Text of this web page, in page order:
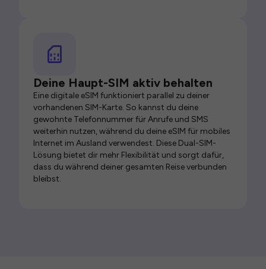
Deine Haupt-SIM aktiv behalten
Eine digitale eSIM funktioniert parallel zu deiner
vorhandenen SIM-Karte. So kannst du deine
gewohnte Telefonnummer für Anrufe und SMS
weiterhin nutzen, während du deine eSIM für mobiles
Internet im Ausland verwendest. Diese Dual-SIM-
Lösung bietet dir mehr Flexibilität und sorgt dafür,
dass du während deiner gesamten Reise verbunden
bleibst.